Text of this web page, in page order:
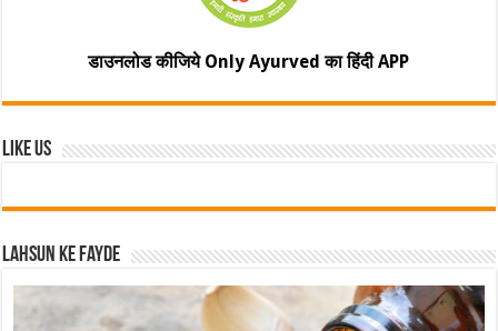
डाउनलोड कीजिये Only Ayurved का हिंदी APP
Like Us
Lahsun ke fayde